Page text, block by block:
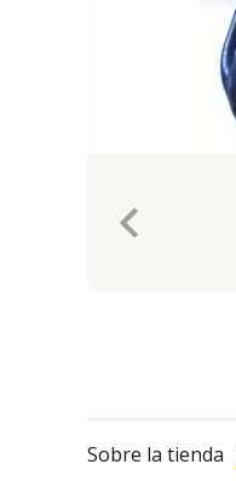
keyboard_arrow_left
Sobre la tienda